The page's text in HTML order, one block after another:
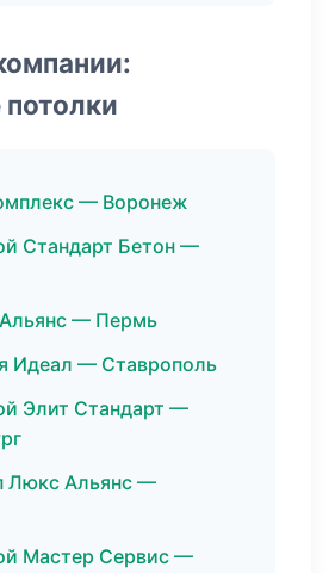
— Воронеж
Стандарт Бетон —
— Пермь
Идеал — Ставрополь
Элит Стандарт —
Люкс Альянс —
Мастер Сервис —